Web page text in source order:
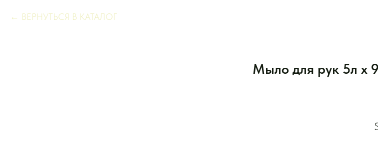
ВЕРНУТЬСЯ В КАТАЛОГ
Мыло для рук 5л x